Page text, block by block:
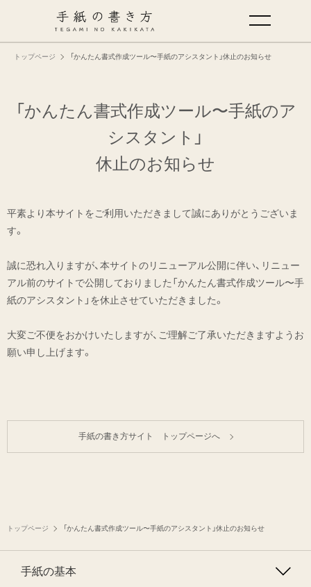
トップページ 「かんたん書式作成ツール〜手紙のアシスタント」休止のお知らせ
「かんたん書式作成ツール〜手紙のア
シスタント」
休止のお知らせ
平素より本サイトをご利用いただきまして誠にありがとうございま
す。
誠に恐れ入りますが、本サイトのリニューアル公開に伴い、リニュー
アル前のサイトで公開しておりました「かんたん書式作成ツール〜手
紙のアシスタント」を休止させていただきました。
大変ご不便をおかけいたしますが、ご理解ご了承いただきますようお
願い申し上げます。
手紙の書き方サイト トップページへ
トップページ 「かんたん書式作成ツール〜手紙のアシスタント」休止のお知らせ
手紙の基本
手紙の基本
仕事の手紙の書き方
ミドリオフィシャルサイト